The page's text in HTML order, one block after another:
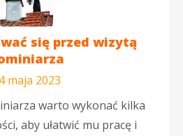
się przed wizytą
maja 2023
warto wykonać kilka
aby ułatwić mu pracę i